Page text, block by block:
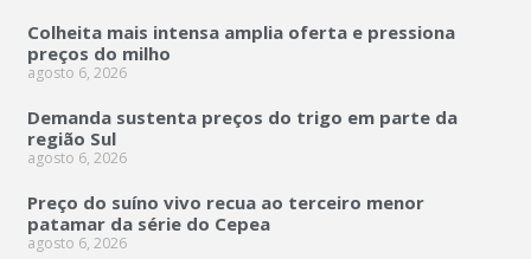
Colheita mais intensa amplia oferta e pressiona
preços do milho
agosto 6, 2026
Demanda sustenta preços do trigo em parte da
região Sul
agosto 6, 2026
Preço do suíno vivo recua ao terceiro menor
patamar da série do Cepea
agosto 6, 2026